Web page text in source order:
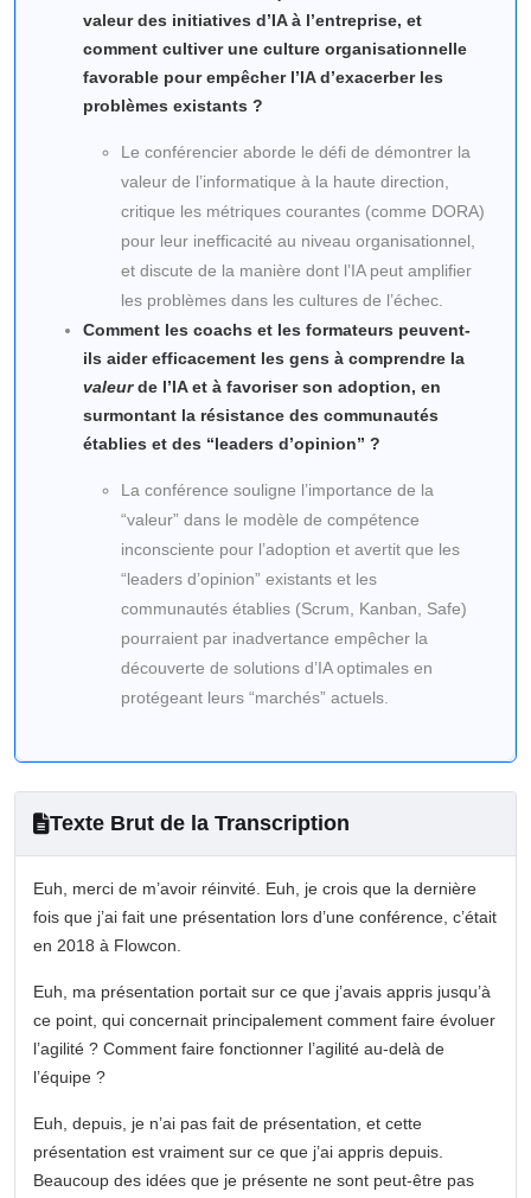
valeur des initiatives d’IA à l’entreprise, et
comment cultiver une culture organisationnelle
favorable pour empêcher l’IA d’exacerber les
problèmes existants ?
Le conférencier aborde le défi de démontrer la
valeur de l’informatique à la haute direction,
critique les métriques courantes (comme DORA)
pour leur inefficacité au niveau organisationnel,
et discute de la manière dont l’IA peut amplifier
les problèmes dans les cultures de l’échec.
Comment les coachs et les formateurs peuvent-
ils aider efficacement les gens à comprendre la
valeurde l’IA et à favoriser son adoption, en
surmontant la résistance des communautés
établies et des “leaders d’opinion” ?
La conférence souligne l’importance de la
“valeur” dans le modèle de compétence
inconsciente pour l’adoption et avertit que les
“leaders d’opinion” existants et les
communautés établies (Scrum, Kanban, Safe)
pourraient par inadvertance empêcher la
découverte de solutions d’IA optimales en
protégeant leurs “marchés” actuels.
Texte Brut de la Transcription
Euh, merci de m’avoir réinvité. Euh, je crois que la dernière
fois que j’ai fait une présentation lors d’une conférence, c’était
en 2018 à Flowcon.
Euh, ma présentation portait sur ce que j’avais appris jusqu’à
ce point, qui concernait principalement comment faire évoluer
l’agilité ? Comment faire fonctionner l’agilité au-delà de
l’équipe ?
Euh, depuis, je n’ai pas fait de présentation, et cette
présentation est vraiment sur ce que j’ai appris depuis.
Beaucoup des idées que je présente ne sont peut-être pas